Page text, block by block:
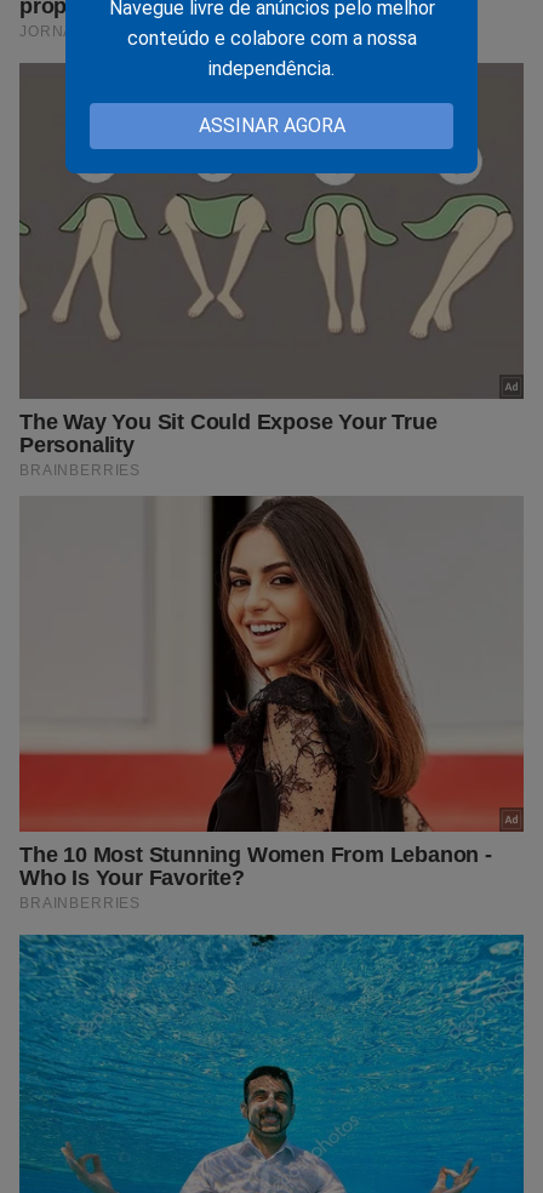
Navegue livre de anúncios pelo melhor
conteúdo e colabore com a nossa
independência.
ASSINAR AGORA